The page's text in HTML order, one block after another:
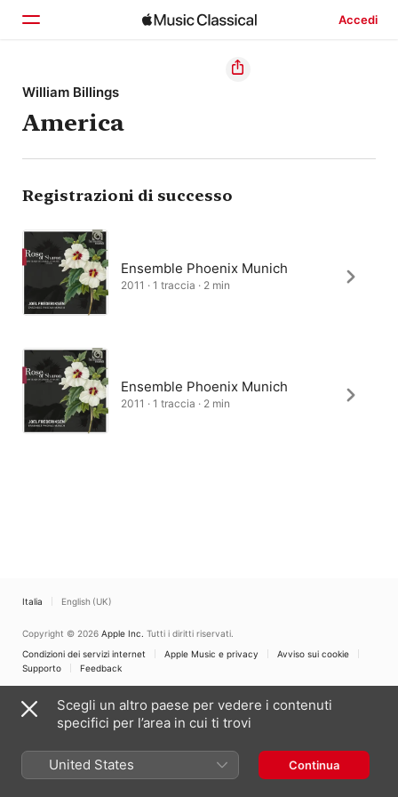
Accedi
Home
Scopri
Cerca
William Billings
America
Registrazioni di successo
Ensemble Phoenix Munich
2011 · 1 traccia · 2 min
Ensemble Phoenix Munich
2011 · 1 traccia · 2 min
Italia English (UK)
Copyright © 2026 Apple Inc. Tutti i diritti riservati.
Condizioni dei servizi internet
Apple Music e privacy
Avviso sui cookie
Supporto
Feedback
Scegli un altro paese per vedere i contenuti
specifici per l’area in cui ti trovi
United States Continua